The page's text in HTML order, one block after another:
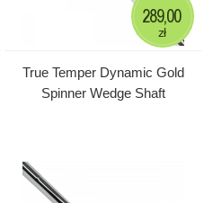
True Temper Dynamic Gold
Spinner Wedge Shaft
289,00
zł